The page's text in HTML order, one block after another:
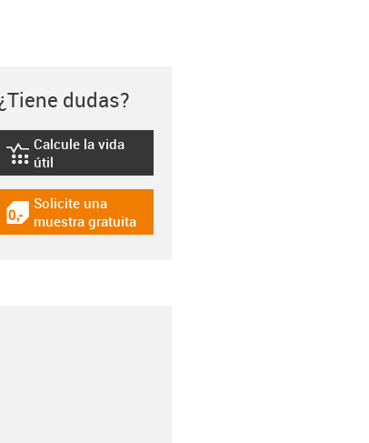
dudas?
igus-icon-lebensdauerrechner
Calcule la vida
útil
igus-icon-gratismuster
Solicite una
muestra gratuita